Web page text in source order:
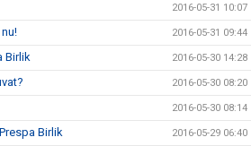
2016-05-31 10:07
2016-05-31 09:44
Birlik 2016-05-30 14:28
2016-05-30 08:20
2016-05-30 08:14
Birlik 2016-05-29 06:40